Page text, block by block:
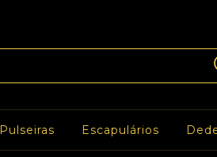
Pulseiras Escapulários